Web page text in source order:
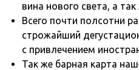
вина нового света, а
Всего почти полсотни
строжайший
с привлечением
Так же барная карта